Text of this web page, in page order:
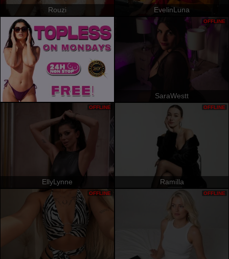
Rouzi EvelinLuna
SaraWestt
OFFLINE
EllyLynne
OFFLINE
Ramilla
OFFLINE
OFFLINE OFFLINE